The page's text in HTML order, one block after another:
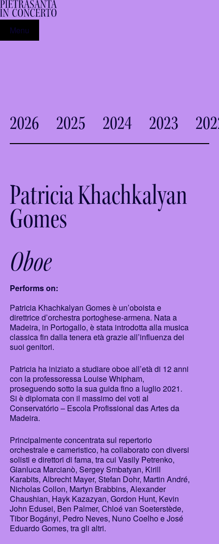
Menu
2026 2025 2024 2023
Patricia Khachkalyan
Gomes
Oboe
Performs on:
Patricia Khachkalyan Gomes è un’oboista e
direttrice d’orchestra portoghese-armena. Nata a
Madeira, in Portogallo, è stata introdotta alla musica
classica fin dalla tenera età grazie all’influenza dei
suoi genitori.
Patricia ha iniziato a studiare oboe all’età di 12 anni
con la professoressa Louise Whipham,
proseguendo sotto la sua guida fino a luglio 2021.
Si è diplomata con il massimo dei voti al
Conservatório – Escola Profissional das Artes da
Madeira.
Principalmente concentrata sul repertorio
orchestrale e cameristico, ha collaborato con diversi
solisti e direttori di fama, tra cui Vasily Petrenko,
Gianluca Marcianò, Sergey Smbatyan, Kirill
Karabits, Albrecht Mayer, Stefan Dohr, Martin André,
Nicholas Collon, Martyn Brabbins, Alexander
Chaushian, Hayk Kazazyan, Gordon Hunt, Kevin
John Edusei, Ben Palmer, Chloé van Soeterstède,
Tibor Bogányi, Pedro Neves, Nuno Coelho e José
Eduardo Gomes, tra gli altri.